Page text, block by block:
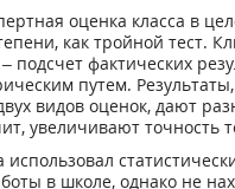
оценка класса в
как тройной тест.
подсчет фактических
путем.
видов оценок, дают
увеличивают точность
использовал
в школе, однако не